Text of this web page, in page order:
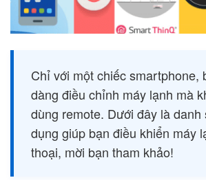
Chỉ với một chiếc smartphone,
dàng điều chỉnh máy lạnh mà
dùng remote. Dưới đây là danh
dụng giúp bạn điều khiển máy
thoại, mời bạn tham khảo!